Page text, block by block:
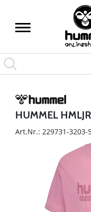
HUMMEL
Art.Nr.: 229731-3203-